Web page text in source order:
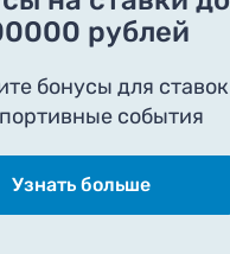
рублей
бонусы для ставок
события
Узнать больше